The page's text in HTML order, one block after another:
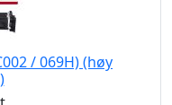
/ 069H) (høy